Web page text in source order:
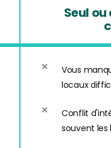
Seul
Vous
locaux
Conflit
souvent les